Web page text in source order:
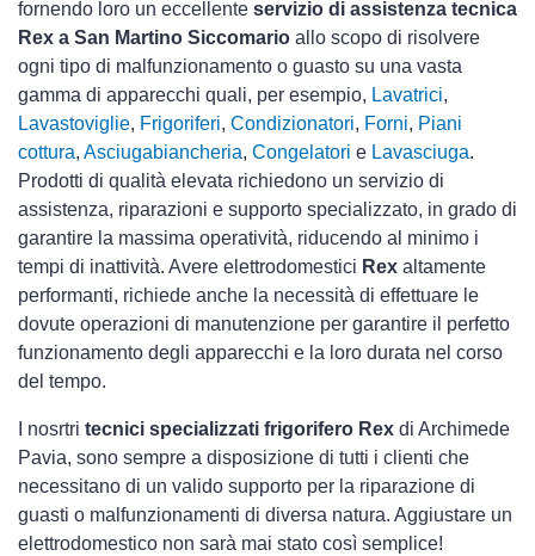
fornendo loro un eccellente servizio di assistenza tecnica
Rex a San Martino Siccomario allo scopo di risolvere
ogni tipo di malfunzionamento o guasto su una vasta
gamma di apparecchi quali, per esempio, Lavatrici,
Lavastoviglie, Frigoriferi, Condizionatori, Forni, Piani
cottura, Asciugabiancheria, Congelatori e Lavasciuga.
Prodotti di qualità elevata richiedono un servizio di
assistenza, riparazioni e supporto specializzato, in grado di
garantire la massima operatività, riducendo al minimo i
tempi di inattività. Avere elettrodomestici Rex altamente
performanti, richiede anche la necessità di effettuare le
dovute operazioni di manutenzione per garantire il perfetto
funzionamento degli apparecchi e la loro durata nel corso
del tempo.
I nosrtri tecnici specializzati frigorifero Rex di Archimede
Pavia, sono sempre a disposizione di tutti i clienti che
necessitano di un valido supporto per la riparazione di
guasti o malfunzionamenti di diversa natura. Aggiustare un
elettrodomestico non sarà mai stato così semplice!